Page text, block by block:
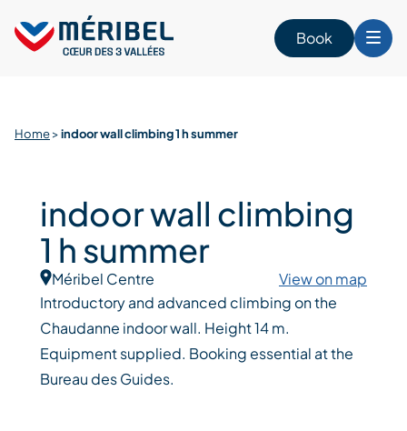
content
Book
Home>indoor wall climbing 1 h summer
indoor wall climbing
1 h summer
Méribel Centre
View on map
Introductory and advanced climbing on the
Chaudanne indoor wall. Height 14 m.
Equipment supplied. Booking essential at the
Bureau des Guides.